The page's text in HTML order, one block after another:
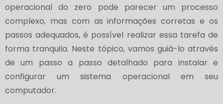
operacional do zero pode parecer um processo
complexo, mas com as informações corretas e os
passos adequados, é possível realizar essa tarefa de
forma tranquila. Neste tópico, vamos guiá-lo através
de um passo a passo detalhado para instalar e
configurar um sistema operacional em seu
computador.